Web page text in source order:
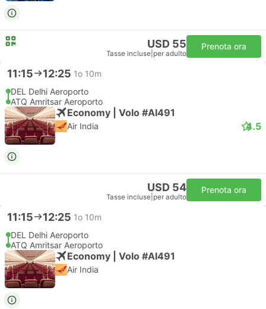
USD 55
Tasse incluse per adulto
Prenota ora
11:15 12:25 1o 10m
DEL Delhi Aeroporto
ATQ Amritsar Aeroporto
Economy | Volo #AI491
Air India 4.5
USD 54
Tasse incluse per adulto
Prenota ora
11:15 12:25 1o 10m
DEL Delhi Aeroporto
ATQ Amritsar Aeroporto
Economy | Volo #AI491
Air India